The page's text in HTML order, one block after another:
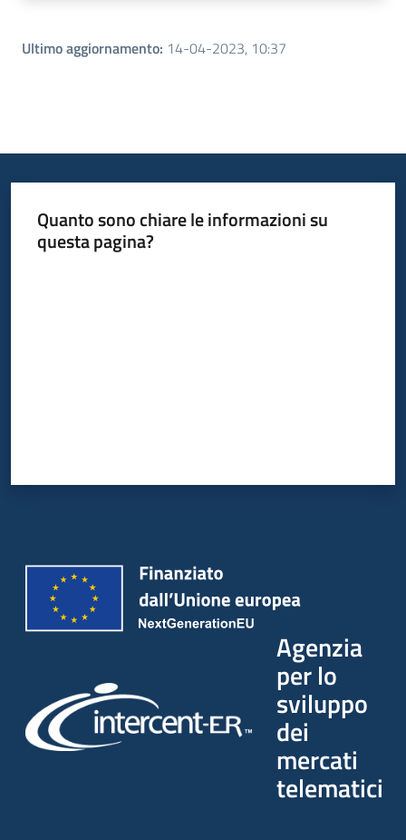
Ultimo aggiornamento: 14-04-2023, 10:37
Quanto sono chiare le informazioni su
questa pagina?
Agenzia
per lo
sviluppo
dei
mercati
telematici